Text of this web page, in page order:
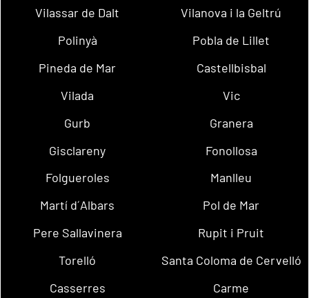
Vilassar de Dalt
Vilanova i la Geltrú
Polinyà
Pobla de Lillet
Pineda de Mar
Castellbisbal
Vilada
Vic
Gurb
Granera
Gisclareny
Fonollosa
Folgueroles
Manlleu
Martí d´Albars
Pol de Mar
Pere Sallavinera
Rupit i Pruit
Torelló
Santa Coloma de Cervelló
Casserres
Carme